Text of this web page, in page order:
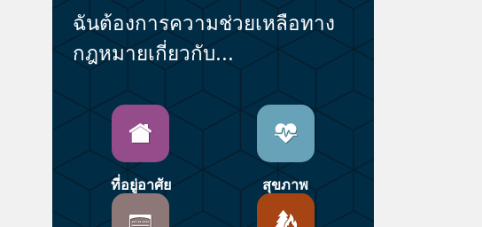
ฉันต้องการความช่วยเหลือทาง
กฎหมายเกี่ยวกับ...
ที่อยู่อาศัย สุขภาพ